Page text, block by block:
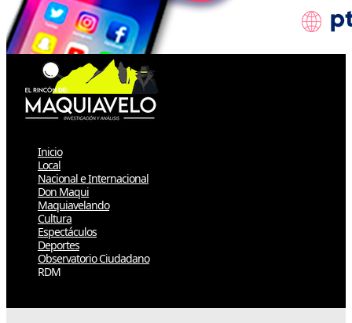
Inicio
Local
Nacional e Internacional
Don Maqui
Maquiavelando
Cultura
Espectáculos
Deportes
Observatorio Ciudadano
RDM